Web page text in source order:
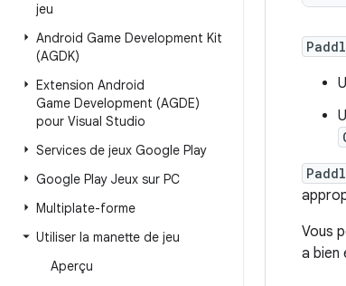
jeu
Android Game Development Kit
(AGDK)
Extension Android
Game Development (AGDE)
pour Visual Studio
Services de jeux Google Play
Google Play Jeux sur PC
Multiplate-forme
Utiliser la manette de jeu
Aperçu
Vous
a bien